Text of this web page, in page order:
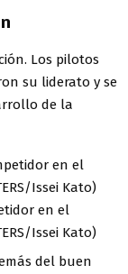
Los pilotos
su liderato y se
de la
en el
Issei Kato)
del buen